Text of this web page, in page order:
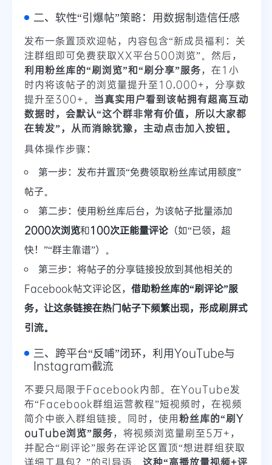
二、软性“引爆帖”策略：用数据制造信任感
发布一条置顶欢迎帖，内容包含“新成员福利：关
注群组即可免费获取XX平台500浏览”。然后，
利用粉丝库的“刷浏览”和“刷分享”服务，在1小
时内将该帖子的浏览量提升至10,000+，分享数
提升至300+。 当真实用户看到该帖拥有超高互动
数据时，会默认“这个群非常有价值，所以大家都
在转发”，从而消除犹豫，主动点击加入按钮。
具体操作步骤：
第一步：发布并置顶“免费领取粉丝库试用额度”
帖子。
第二步：使用粉丝库后台，为该帖子批量添加
2000次浏览和100次正能量评论 （如“已领，超
快！”“群主靠谱”）。
第三步：将帖子的分享链接投放到其他相关的
Facebook帖文评论区， 借助粉丝库的“刷评论”服
务，让这条链接在热门帖子下频繁出现，形成刷屏式
引流。
三、跨平台“反哺”闭环，利用YouTube与
Instagram截流
不要只局限于Facebook内部。在YouTube发
布“Facebook群组运营教程”短视频时，在视频
简介中嵌入群组链接。同时，使用粉丝库的“刷Y
ouTube浏览”服务，将视频浏览量刷至5万+，
并配合“刷评论”服务在评论区置顶“想进群组获取
详细工具包？”的引导语。 这种“高播放量视频+评